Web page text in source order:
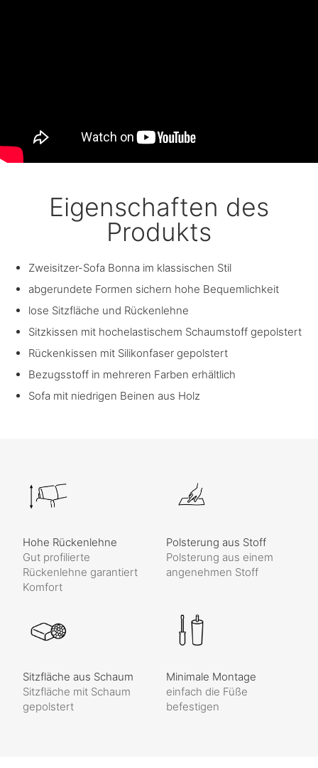
Eigenschaften des
Produkts
Zweisitzer-Sofa Bonna im klassischen Stil
abgerundete Formen sichern hohe Bequemlichkeit
lose Sitzfläche und Rückenlehne
Sitzkissen mit hochelastischem Schaumstoff gepolstert
Rückenkissen mit Silikonfaser gepolstert
Bezugsstoff in mehreren Farben erhältlich
Sofa mit niedrigen Beinen aus Holz
Hohe Rückenlehne
Gut profilierte
Rückenlehne garantiert
Komfort
Polsterung aus Stoff
Polsterung aus einem
angenehmen Stoff
Sitzfläche aus Schaum
Sitzfläche mit Schaum
gepolstert
Minimale Montage
einfach die Füße
befestigen